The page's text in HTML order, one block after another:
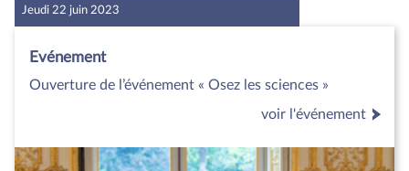
Jeudi 22 juin 2023
Evénement
Ouverture de l’événement « Osez les sciences »
voir l'événement